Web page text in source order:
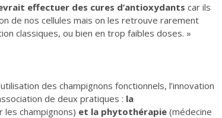
effectuer des cures d’antioxydants car ils
de nos cellules mais on les retrouve rarement
classiques, ou bien en trop faibles doses. »
des champignons fonctionnels, l’innovation
de deux pratiques : la
les champignons) et la phytothérapie (médecine